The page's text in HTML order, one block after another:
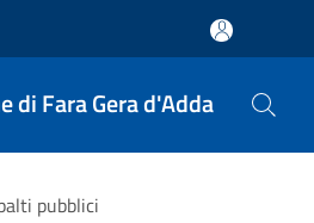
di Fara Gera d'Adda
pubblici